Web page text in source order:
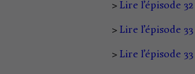
> Lire l’épisode 32
> Lire l’épisode 33
> Lire l’épisode 33